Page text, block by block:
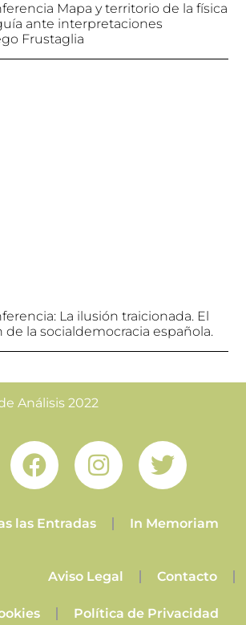
Mapa y territorio de la física
ante interpretaciones
Frustaglia
La ilusión traicionada. El
la socialdemocracia española.
Análisis 2022
las Entradas In Memoriam
Aviso Legal Contacto
Política de Privacidad